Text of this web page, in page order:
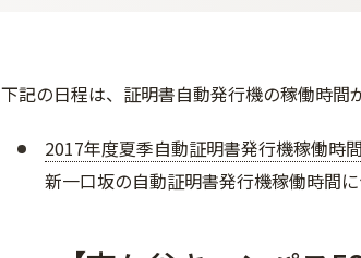
下記の日程は、証明書自動発行機の稼働時間
2017年度夏季自動証明書発行機稼働時間
新一口坂の自動証明書発行機稼働時間に